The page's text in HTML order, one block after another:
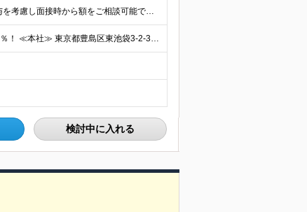
★IT業界以外の経験であっても、 あなたのこれまでの給与を考慮し面接時から額をご相談可能です！ ■未経験者 初年度想定月給 月給：255,000円～295,000円（年収:356万円～412万円以上
ハイブリッド・リモートなど、働き方の希望実現率は100％！ ≪本社≫ 東京都豊島区東池袋3-2-3 第一主田ビル402号室 「晩ご飯は家族と一緒に食べたい」 島崎代表のそんなシンプルな想いから、当
検討中に入れる